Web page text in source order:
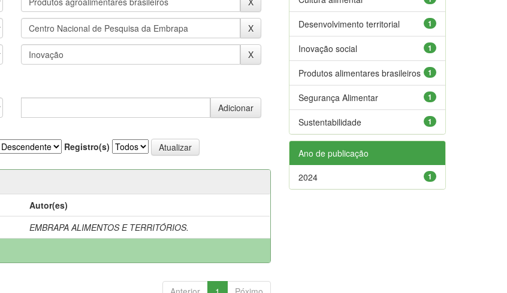
Registro(s)
Autor(es)
EMBRAPA ALIMENTOS E TERRITÓRIOS.
1
Desenvolvimento territorial
1
Inovação social
1
Produtos alimentares brasileiros
1
Segurança Alimentar
1
Sustentabilidade
Ano de publicação
1
2024